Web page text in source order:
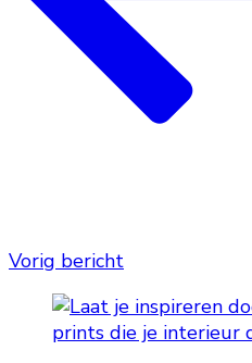
Vorig bericht